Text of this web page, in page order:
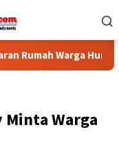
Warga Hunuth
Warga